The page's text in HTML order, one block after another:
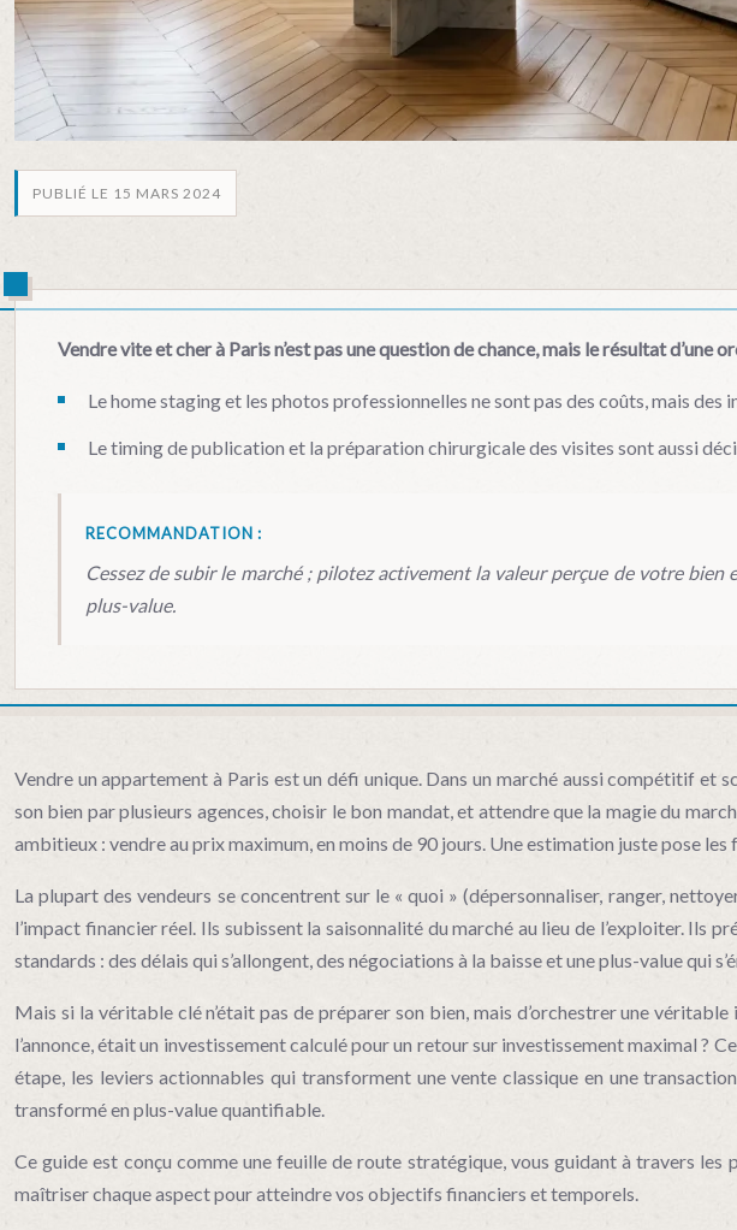
PUBLIÉ LE 15 MARS 2024
Vendre vite et cher à Paris n’est pas une question de chance, mais le résultat
Le home staging et les photos professionnelles ne sont pas des coûts, mais
Le timing de publication et la préparation chirurgicale des visites sont aussi
RECOMMANDATION :
Cessez de subir le marché ; pilotez activement la valeur perçue de votre
plus-value.
Vendre un appartement à Paris est un défi unique. Dans un marché aussi compétitif
son bien par plusieurs agences, choisir le bon mandat, et attendre que la magie du
ambitieux : vendre au prix maximum, en moins de 90 jours. Une estimation juste pose
La plupart des vendeurs se concentrent sur le « quoi » (dépersonnaliser, ranger,
l’impact financier réel. Ils subissent la saisonnalité du marché au lieu de l’exploiter. Ils
standards : des délais qui s’allongent, des négociations à la baisse et une plus-value qui
Mais si la véritable clé n’était pas de préparer son bien, mais d’orchestrer une
l’annonce, était un investissement calculé pour un retour sur investissement maximal
étape, les leviers actionnables qui transforment une vente classique en une
transformé en plus-value quantifiable.
Ce guide est conçu comme une feuille de route stratégique, vous guidant à travers
maîtriser chaque aspect pour atteindre vos objectifs financiers et temporels.